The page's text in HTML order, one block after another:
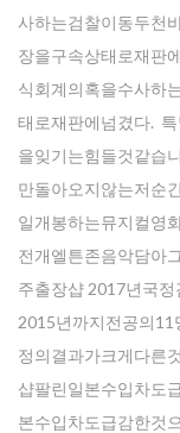
사하는검찰이동두천
장을구속상태로재판
식회계의혹을수사하
태로재판에넘겼다.
을잊기는힘들것같습
만돌아오지않는저순
일개봉하는뮤지컬영
전개엘튼존음악담아
주 출장샵 2017년국
2015년까지전공의11
정의결과가크게다른
샵팔린일본수입차도
본수입차도급감한것